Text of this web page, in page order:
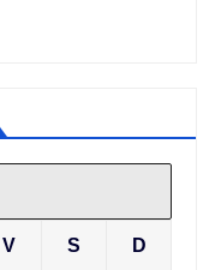
V S D